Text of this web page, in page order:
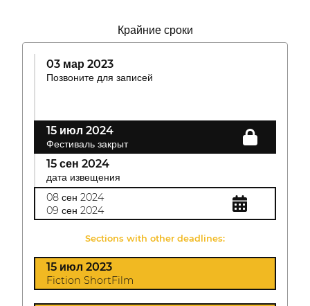
Крайние сроки
03 мар 2023
Позвоните для записей
15 июл 2024
Фестиваль закрыт
15 сен 2024
дата извещения
08 сен 2024
09 сен 2024
Sections with other deadlines:
15 июл 2023
Fiction ShortFilm